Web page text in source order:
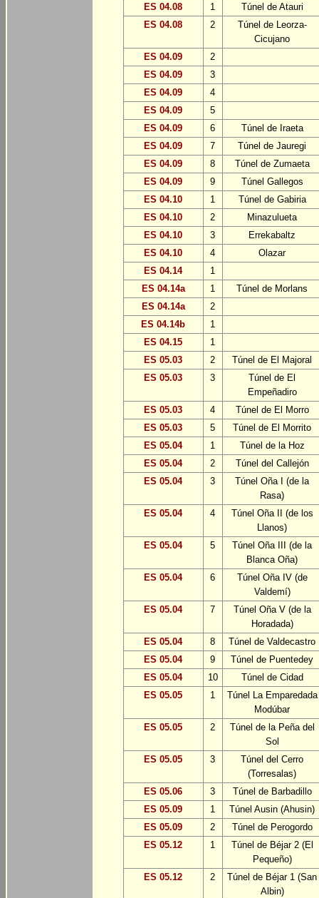
ES 04.08
1
Túnel de Atauri
ES 04.08
2
Túnel de Leorza-
Cicujano
ES 04.09
2
ES 04.09
3
ES 04.09
4
ES 04.09
5
ES 04.09
6
Túnel de Iraeta
ES 04.09
7
Túnel de Jauregi
ES 04.09
8
Túnel de Zumaeta
ES 04.09
9
Túnel Gallegos
ES 04.10
1
Túnel de Gabiria
ES 04.10
2
Minazulueta
ES 04.10
3
Errekabaltz
ES 04.10
4
Olazar
ES 04.14
1
ES 04.14a
1
Túnel de Morlans
ES 04.14a
2
ES 04.14b
1
ES 04.15
1
ES 05.03
2
Túnel de El Majoral
ES 05.03
3
Túnel de El
Empeñadiro
ES 05.03
4
Túnel de El Morro
ES 05.03
5
Túnel de El Morrito
ES 05.04
1
Túnel de la Hoz
ES 05.04
2
Túnel del Callejón
ES 05.04
3
Túnel Oña I (de la
Rasa)
ES 05.04
4
Túnel Oña II (de los
Llanos)
ES 05.04
5
Túnel Oña III (de la
Blanca Oña)
ES 05.04
6
Túnel Oña IV (de
Valdemí)
ES 05.04
7
Túnel Oña V (de la
Horadada)
ES 05.04
8
Túnel de Valdecastro
ES 05.04
9
Túnel de Puentedey
ES 05.04
10
Túnel de Cidad
ES 05.05
1
Túnel La Emparedada
Modúbar
ES 05.05
2
Túnel de la Peña del
Sol
ES 05.05
3
Túnel del Cerro
(Torresalas)
ES 05.06
3
Túnel de Barbadillo
ES 05.09
1
Túnel Ausin (Ahusin)
ES 05.09
2
Túnel de Perogordo
ES 05.12
1
Túnel de Béjar 2 (El
Pequeño)
ES 05.12
2
Túnel de Béjar 1 (San
Albin)